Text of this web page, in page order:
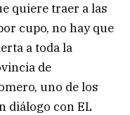
quiere traer a las
cupo, no hay que
a toda la
de
uno de los
diálogo con EL